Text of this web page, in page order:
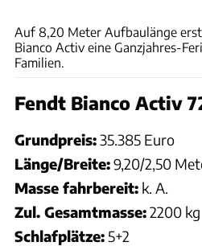
Auf 8,20 Meter Aufbaulänge
Bianco Activ eine Ganzjahres-
Familien.
Fendt Bianco Activ
Grundpreis:35.385 Euro
Länge/Breite:9,20/2,50
Masse fahrbereit: k. A.
Zul. Gesamtmasse:2200 kg
Schlafplätze:5+2